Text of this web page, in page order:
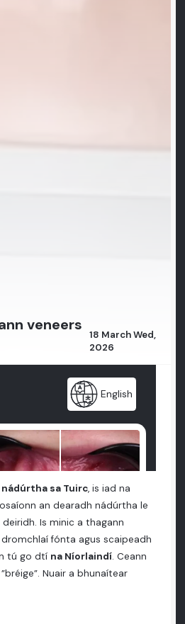
veneers
18 March Wed,
2026
nádúrtha sa Tuirc, is iad na
an dearadh nádúrtha le
Is minic a thagann
fónta agus scaipeadh
tú go dtí na Níorlaindí. Ceann
Nuair a bhunaítear